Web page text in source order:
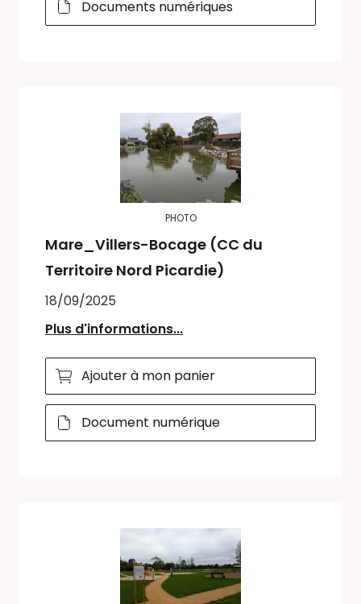
Documents numériques
PHOTO
Mare_Villers-Bocage (CC du
Territoire Nord Picardie)
18/09/2025
Plus d'informations...
Ajouter à mon panier
Document numérique